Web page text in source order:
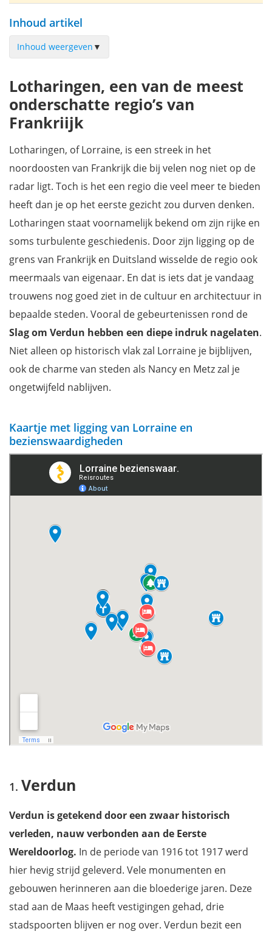
Inhoud artikel
Inhoud weergeven ▼
Mémorial de Verdun
Ossuaire de Douaumont
Metz
Centre Pompidou-Metz
Thionville
Nancy
Butte de Montsec
Lac de Madine
Saint-Mihiel
Kastelen spotten in Lorraine
Rodemack
Parc naturel régional de Lorraine
Download onze reisgids Lorraine
Lotharingen, een van de meest
onderschatte regio’s van
Frankriijk
Lotharingen, of Lorraine, is een streek in het
noordoosten van Frankrijk die bij velen nog niet op de
radar ligt. Toch is het een regio die veel meer te bieden
heeft dan je op het eerste gezicht zou durven denken.
Lotharingen staat voornamelijk bekend om zijn rijke en
soms turbulente geschiedenis. Door zijn ligging op de
grens van Frankrijk en Duitsland wisselde de regio ook
meermaals van eigenaar. En dat is iets dat je vandaag
trouwens nog goed ziet in de cultuur en architectuur in
bepaalde steden. Vooral de gebeurtenissen rond de
Slag om Verdun hebben een diepe indruk nagelaten.
Niet alleen op historisch vlak zal Lorraine je bijblijven,
ook de charme van steden als Nancy en Metz zal je
ongetwijfeld nablijven.
Kaartje met ligging van Lorraine en
bezienswaardigheden
Verdun
Verdun is getekend door een zwaar historisch
verleden, nauw verbonden aan de Eerste
Wereldoorlog. In de periode van 1916 tot 1917 werd
hier hevig strijd geleverd. Vele monumenten en
gebouwen herinneren aan die bloederige jaren. Deze
stad aan de Maas heeft vestigingen gehad, drie
stadspoorten blijven er nog over. Verdun bezit een